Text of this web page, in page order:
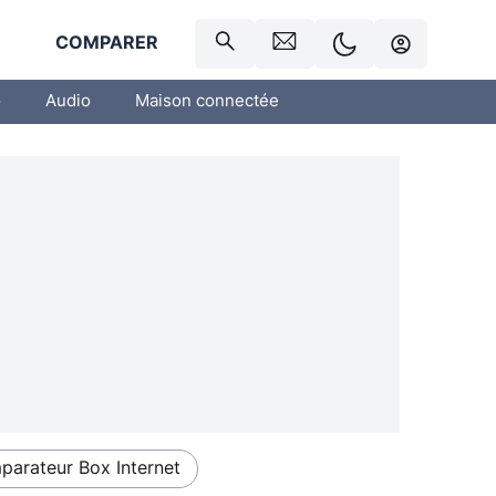
COMPARER
Audio Maison connectée
Box Internet